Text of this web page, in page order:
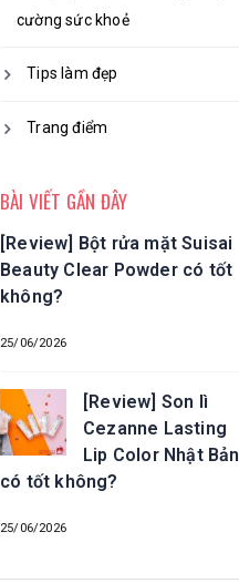
cường sức khoẻ
Tips làm đẹp
Trang điểm
BÀI VIẾT GẦN ĐÂY
[Review] Bột rửa mặt Suisai
Beauty Clear Powder có tốt
không?
25/06/2026
[Review] Son lì
Cezanne Lasting
Lip Color Nhật Bản
có tốt không?
25/06/2026